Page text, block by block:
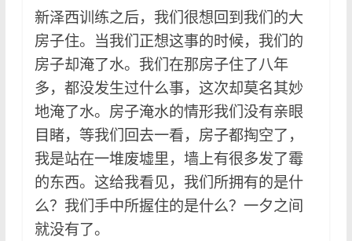
新泽西训练之后，我们很想回到我们的大
房子住。当我们正想这事的时候，我们的
房子却淹了水。我们在那房子住了八年
多，都没发生过什么事，这次却莫名其妙
地淹了水。房子淹水的情形我们没有亲眼
目睹，等我们回去一看，房子都掏空了，
我是站在一堆废墟里，墙上有很多发了霉
的东西。这给我看见，我们所拥有的是什
么？我们手中所握住的是什么？一夕之间
就没有了。